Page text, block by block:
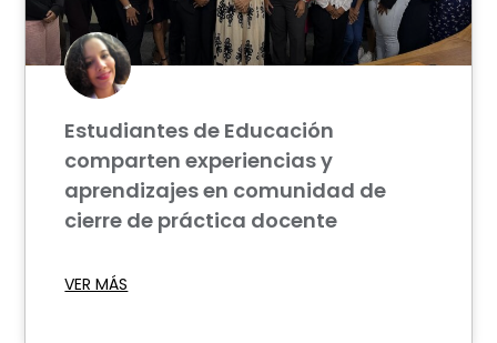
Estudiantes de Educación
comparten experiencias y
aprendizajes en comunidad de
cierre de práctica docente
VER MÁS